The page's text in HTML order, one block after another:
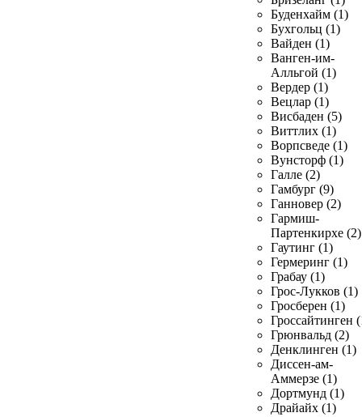
Буденхайм (1)
Бухгольц (1)
Вайден (1)
Ванген-им-
Алльгой (1)
Вердер (1)
Вецлар (1)
Висбаден (5)
Виттлих (1)
Ворпсведе (1)
Вунсторф (1)
Галле (2)
Гамбург (9)
Ганновер (2)
Гармиш-
Партенкирхе (2)
Гаутинг (1)
Гермеринг (1)
Грабау (1)
Грос-Лукков (1)
Гросберен (1)
Гроссайтинген
Грюнвальд (2)
Денклинген (1)
Диссен-ам-
Аммерзе (1)
Дортмунд (1)
Драйайх (1)